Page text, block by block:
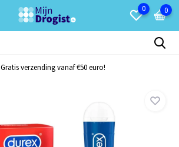
0 0
Gratis verzending vanaf €50 euro!